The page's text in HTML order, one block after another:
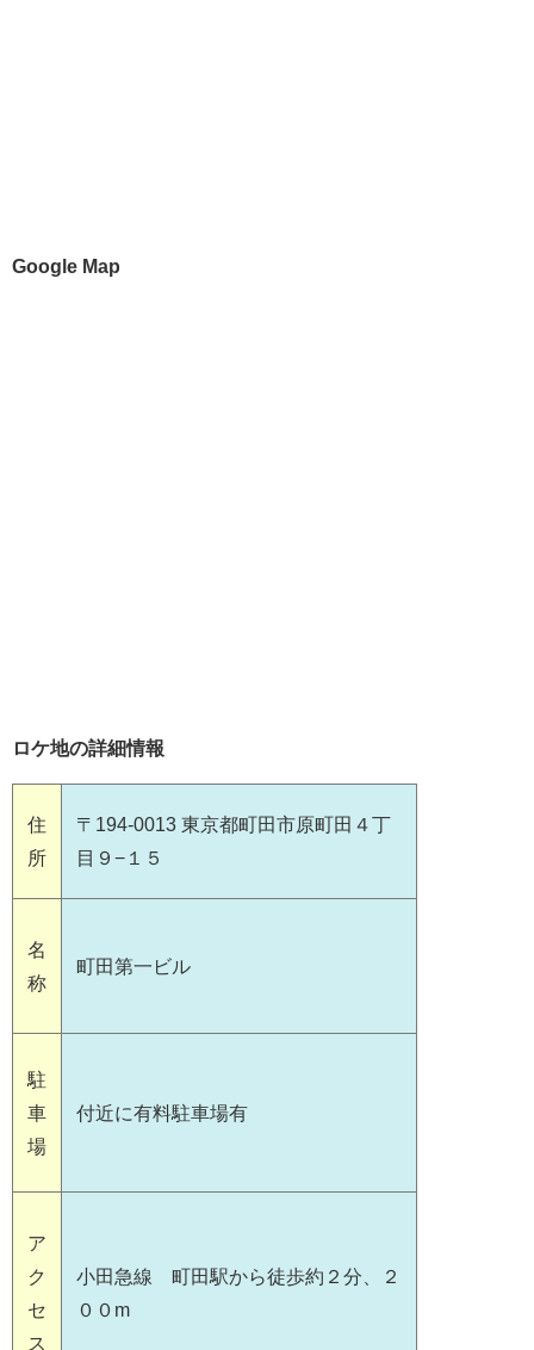
Google Map
ロケ地の詳細情報
住
所
〒194-0013 東京都町田市原町田４丁
目９−１５
名
称
町田第一ビル
駐
車
場
付近に有料駐車場有
ア
ク
セ
ス
小田急線 町田駅から徒歩約２分、２
００m